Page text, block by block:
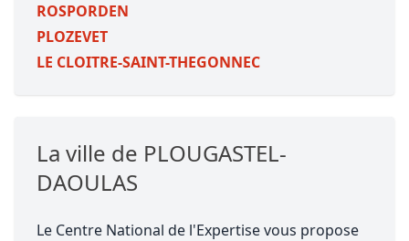
ROSPORDEN
PLOZEVET
LE CLOITRE-SAINT-THEGONNEC
La ville de PLOUGASTEL-
DAOULAS
Le Centre National de l'Expertise vous propose